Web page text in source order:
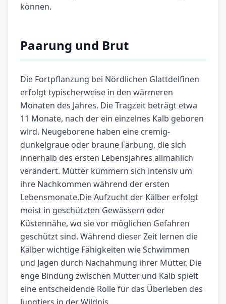
können.
Paarung und Brut
Die Fortpflanzung bei Nördlichen Glattdelfinen
erfolgt typischerweise in den wärmeren
Monaten des Jahres. Die Tragzeit beträgt etwa
11 Monate, nach der ein einzelnes Kalb geboren
wird. Neugeborene haben eine cremig-
dunkelgraue oder braune Färbung, die sich
innerhalb des ersten Lebensjahres allmählich
verändert. Mütter kümmern sich intensiv um
ihre Nachkommen während der ersten
Lebensmonate.Die Aufzucht der Kälber erfolgt
meist in geschützten Gewässern oder
Küstennähe, wo sie vor möglichen Gefahren
geschützt sind. Während dieser Zeit lernen die
Kälber wichtige Fähigkeiten wie Schwimmen
und Jagen durch Nachahmung ihrer Mütter. Die
enge Bindung zwischen Mutter und Kalb spielt
eine entscheidende Rolle für das Überleben des